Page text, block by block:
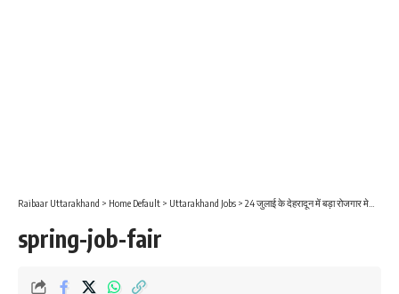
Raibaar Uttarakhand > Home Default > Uttarakhand Jobs > 24 जुलाई के देहरादून में बड़ा रोजगार मेला, 600 को मिलेगी नौकरी, 12 वीं पास के लिए 300 पद
spring-job-fair